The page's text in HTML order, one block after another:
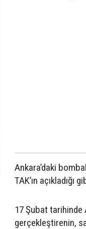
Ankara’daki
TAK’ın
17 Şubat tarihinde
gerçekleştirenin,